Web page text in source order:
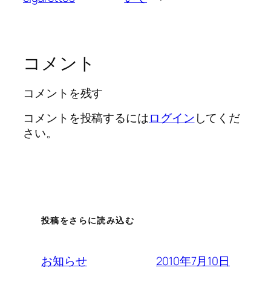
コメント
コメントを残す
コメントを投稿するにはログインしてくだ
さい。
投稿をさらに読み込む
お知らせ 2010年7月10日